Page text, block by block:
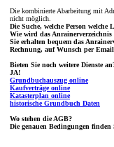
Die kombinierte Abarbeitung mit
nicht möglich.
Die Suche, welche Person welche
Wie wird das Anrainerverzeichnis
Sie erhalten bequem das
Rechnung, auf Wunsch per
Bieten Sie noch weitere Dienste
JA!
Grundbuchauszug online
Kaufverträge online
Katasterplan online
historische Grundbuch Daten
Wo stehen die AGB?
Die genauen Bedingungen finden